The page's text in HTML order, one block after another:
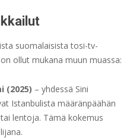
suomalaisista tosi-tv-
ollut mukana muun muassa:
(2025) – yhdessä Sini
Istanbulista määränpäähän
lentoja. Tämä kokemus